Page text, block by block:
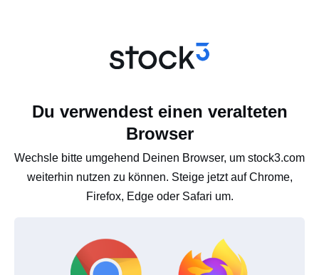
Du verwendest einen veralteten
Browser
Wechsle bitte umgehend Deinen Browser, um stock3.com
weiterhin nutzen zu können. Steige jetzt auf Chrome,
Firefox, Edge oder Safari um.